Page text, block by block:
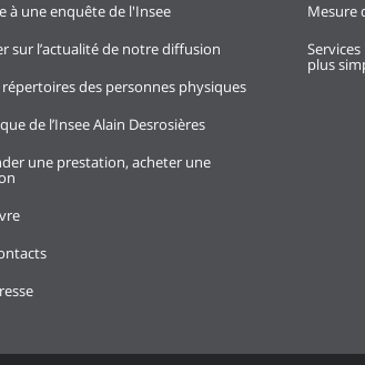
à une enquête de l'Insee
sur l’actualité de notre diffusion
répertoires des personnes physiques
de l’Insee Alain Desrosières
une prestation, acheter une
Mesure
plus